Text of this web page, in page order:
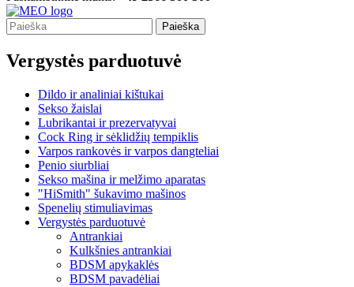
Paieška
Vergystės parduotuvė
Dildo ir analiniai kištukai
Sekso žaislai
Lubrikantai ir prezervatyvai
Cock Ring ir sėklidžių tempiklis
Varpos rankovės ir varpos dangteliai
Penio siurbliai
Sekso mašina ir melžimo aparatas
"HiSmith" šukavimo mašinos
Spenelių stimuliavimas
Vergystės parduotuvė
Antrankiai
Kulkšnies antrankiai
BDSM apykaklės
BDSM pavadėliai